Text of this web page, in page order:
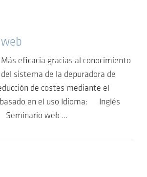
eficacia gracias al conocimiento
sistema de la depuradora de
de costes mediante el
en el uso Idioma: Inglés
web …